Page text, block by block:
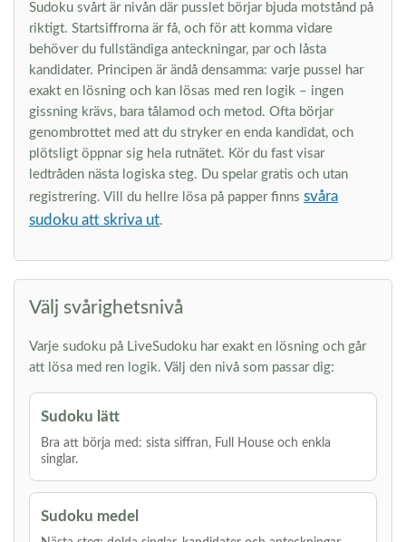
Sudoku svårt är nivån där pusslet börjar bjuda motstånd på
riktigt. Startsiffrorna är få, och för att komma vidare
behöver du fullständiga anteckningar, par och låsta
kandidater. Principen är ändå densamma: varje pussel har
exakt en lösning och kan lösas med ren logik – ingen
gissning krävs, bara tålamod och metod. Ofta börjar
genombrottet med att du stryker en enda kandidat, och
plötsligt öppnar sig hela rutnätet. Kör du fast visar
ledtråden nästa logiska steg. Du spelar gratis och utan
registrering. Vill du hellre lösa på papper finns svåra
sudoku att skriva ut.
Välj svårighetsnivå
Varje sudoku på LiveSudoku har exakt en lösning och går
att lösa med ren logik. Välj den nivå som passar dig:
Sudoku lätt
Bra att börja med: sista siffran, Full House och enkla
singlar.
Sudoku medel